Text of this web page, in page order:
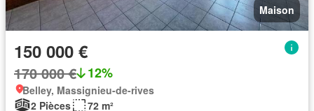
Maison
150 000 €
170 000 € 12%
Belley, Massignieu-de-rives
2 Pièces
72 m²